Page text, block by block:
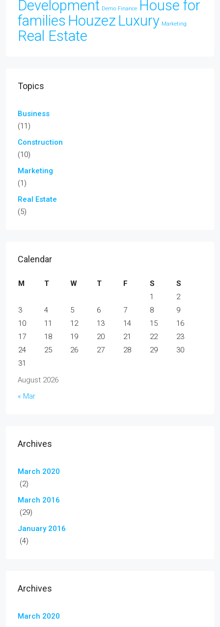
Development Demo Finance
House for
families Houzez Luxury Marketing
Real Estate
Topics
Business
(11)
Construction
(10)
Marketing
(1)
Real Estate
(5)
Calendar
August 2026
M T W T F S
S
1
2
3
4 5 6 7 8
9
10
11 12 13 14 15
16
17
18 19 20 21 22
23
24
25 26 27 28 29
30
31
« Mar
Archives
March 2020
(2)
March 2016
(29)
January 2016
(4)
Archives
March 2020